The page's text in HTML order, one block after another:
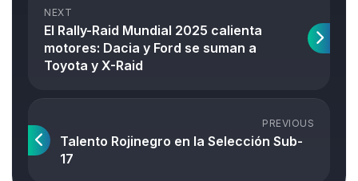
NEXT
El Rally-Raid Mundial 2025 calienta
motores: Dacia y Ford se suman a
Toyota y X-Raid
PREVIOUS
Talento Rojinegro en la Selección Sub-
17